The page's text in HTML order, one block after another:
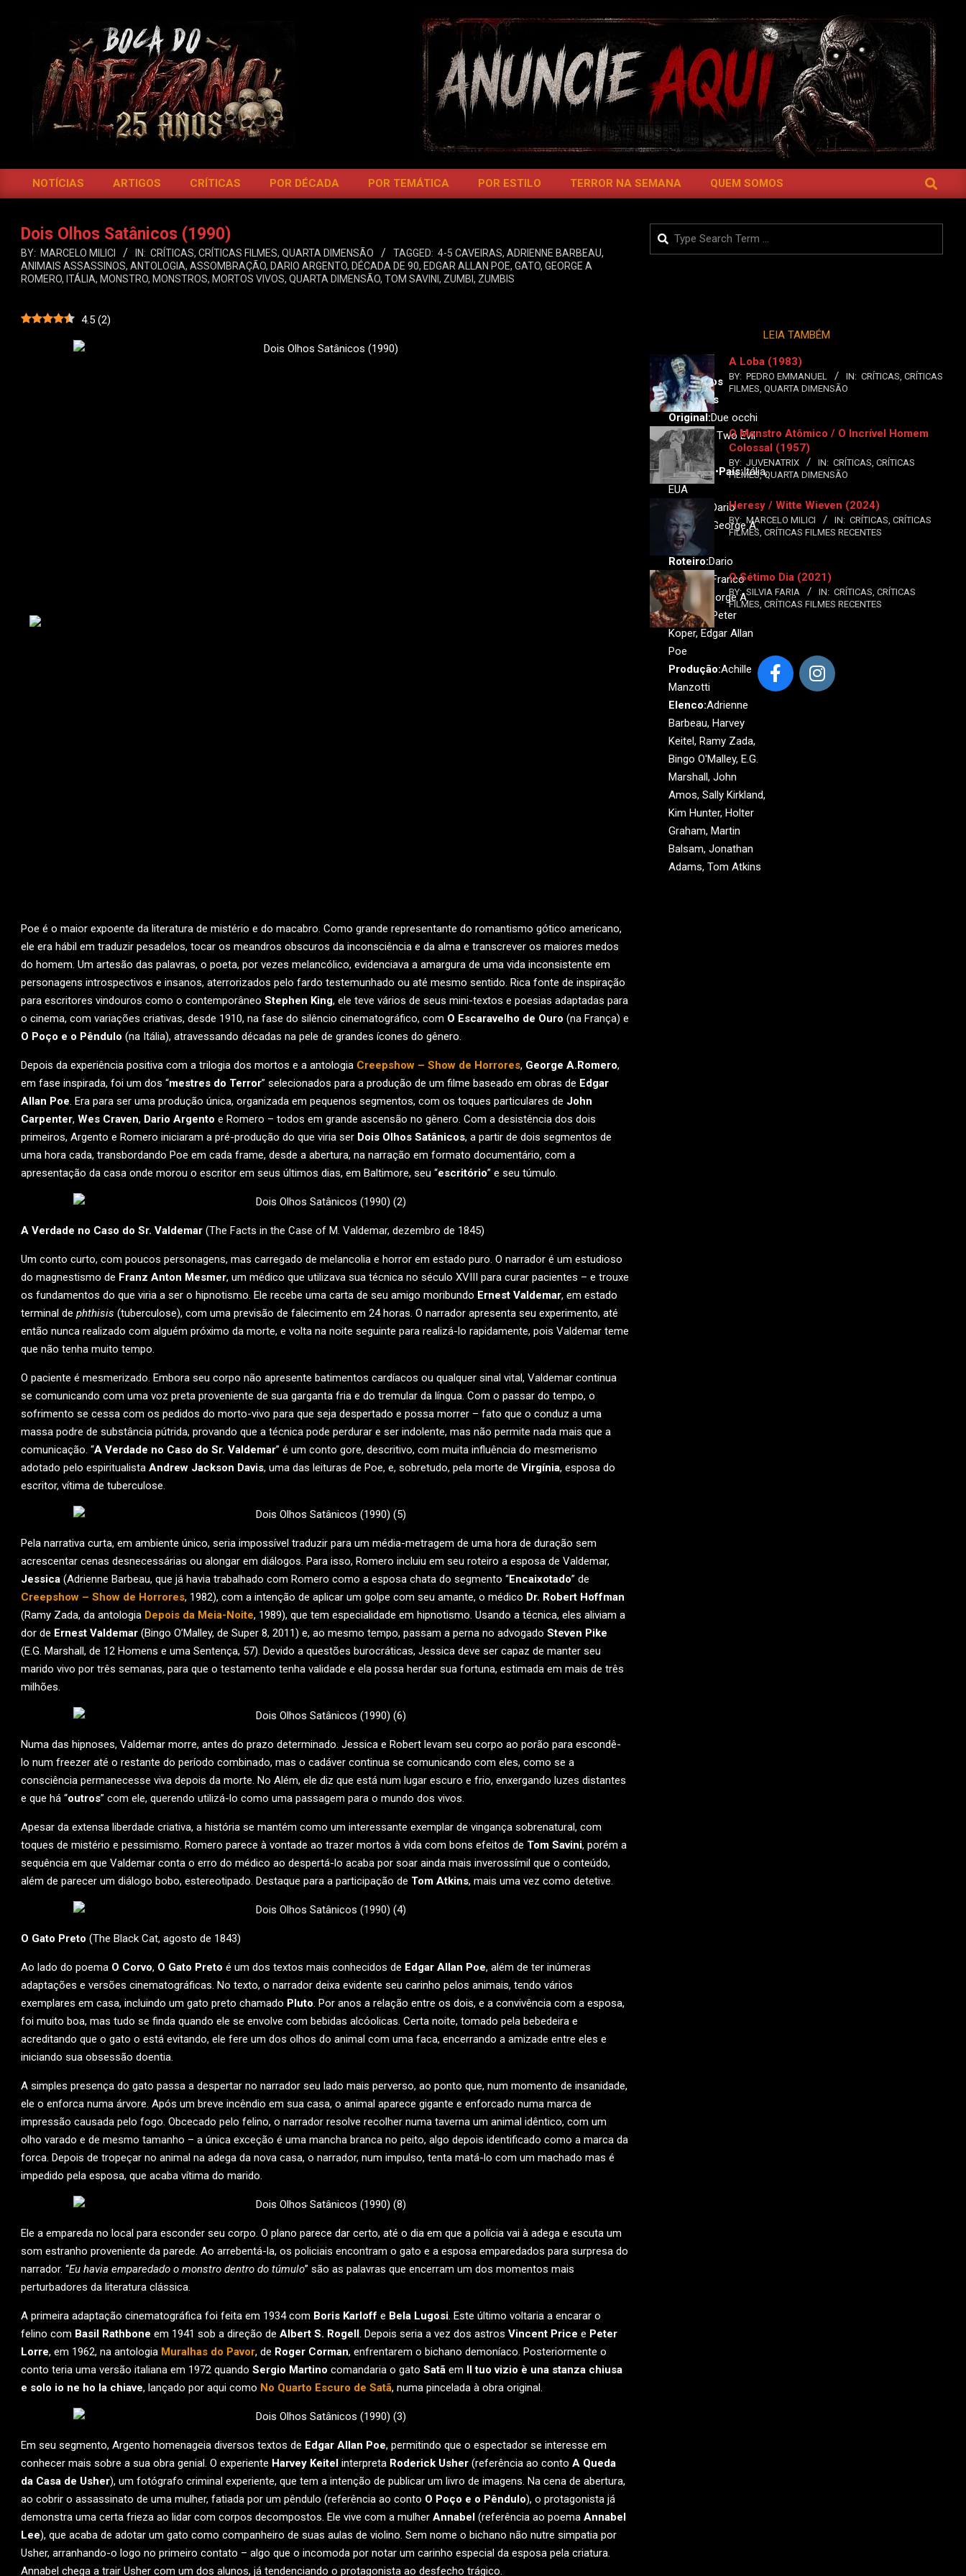
BOCA
DO
Primary
Menu
NOTÍCIAS ARTIGOS CRÍTICAS POR DÉCADA POR TEMÁTICA POR ESTILO TERROR NA SEMANA QUEM SOMOS SEARCH
Dois Olhos Satânicos (1990)
BY: MARCELO MILICI IN: CRÍTICAS, CRÍTICAS FILMES, QUARTA DIMENSÃO TAGGED: 4-5 CAVEIRAS, ADRIENNE BARBEAU,
ANIMAIS ASSASSINOS, ANTOLOGIA, ASSOMBRAÇÃO, DARIO ARGENTO, DÉCADA DE 90, EDGAR ALLAN POE, GATO, GEORGE A
ROMERO, ITÁLIA, MONSTRO, MONSTROS, MORTOS VIVOS, QUARTA DIMENSÃO, TOM SAVINI , ZUMBI , ZUMBIS
4.5 (2)
Dois Olhos
Satânicos
Original:Due occhi
diabolici / Two Evil
Eyes
Ano:1990•País:Itália,
EUA
Direção:
Dario
Argento, George A.
Romero
Roteiro:Dario
Argento, Franco
Ferrini, George A.
Romero, Peter
Koper, Edgar Allan
Poe
Produção:Achille
Manzotti
Elenco:Adrienne
Barbeau, Harvey
Keitel, Ramy Zada,
Bingo O'Malley, E.G.
Marshall, John
Amos, Sally Kirkland,
Kim Hunter, Holter
Graham, Martin
Balsam, Jonathan
Adams, Tom Atkins
Poe é o maior expoente da literatura de mistério e do macabro. Como grande representante do romantismo gótico americano,
ele era hábil em traduzir pesadelos, tocar os meandros obscuros da inconsciência e da alma e transcrever os maiores medos
do homem. Um artesão das palavras, o poeta, por vezes melancólico, evidenciava a amargura de uma vida inconsistente em
personagens introspectivos e insanos, aterrorizados pelo fardo testemunhado ou até mesmo sentido. Rica fonte de inspiração
para escritores vindouros como o contemporâneo Stephen King, ele teve vários de seus mini-textos e poesias adaptadas para
o cinema, com variações criativas, desde 1910, na fase do silêncio cinematográfico, com O Escaravelho de Ouro (na França) e
O Poço e o Pêndulo (na Itália), atravessando décadas na pele de grandes ícones do gênero.
Depois da experiência positiva com a trilogia dos mortos e a antologia Creepshow – Show de Horrores, George A.Romero,
em fase inspirada, foi um dos “mestres do Terror” selecionados para a produção de um filme baseado em obras de Edgar
Allan Poe. Era para ser uma produção única, organizada em pequenos segmentos, com os toques particulares de John
Carpenter, Wes Craven, Dario Argento e Romero – todos em grande ascensão no gênero. Com a desistência dos dois
primeiros, Argento e Romero iniciaram a pré-produção do que viria ser Dois Olhos Satânicos, a partir de dois segmentos de
uma hora cada, transbordando Poe em cada frame, desde a abertura, na narração em formato documentário, com a
apresentação da casa onde morou o escritor em seus últimos dias, em Baltimore, seu “escritório” e seu túmulo.
A Verdade no Caso do Sr. Valdemar (The Facts in the Case of M. Valdemar, dezembro de 1845)
Um conto curto, com poucos personagens, mas carregado de melancolia e horror em estado puro. O narrador é um estudioso
do magnestismo de Franz Anton Mesmer, um médico que utilizava sua técnica no século XVIII para curar pacientes – e trouxe
os fundamentos do que viria a ser o hipnotismo. Ele recebe uma carta de seu amigo moribundo Ernest Valdemar, em estado
terminal de phthisis (tuberculose), com uma previsão de falecimento em 24 horas. O narrador apresenta seu experimento, até
então nunca realizado com alguém próximo da morte, e volta na noite seguinte para realizá-lo rapidamente, pois Valdemar teme
que não tenha muito tempo.
O paciente é mesmerizado. Embora seu corpo não apresente batimentos cardíacos ou qualquer sinal vital, Valdemar continua
se comunicando com uma voz preta proveniente de sua garganta fria e do tremular da língua. Com o passar do tempo, o
sofrimento se cessa com os pedidos do morto-vivo para que seja despertado e possa morrer – fato que o conduz a uma
massa podre de substância pútrida, provando que a técnica pode perdurar e ser indolente, mas não permite nada mais que a
comunicação. “A Verdade no Caso do Sr. Valdemar” é um conto gore, descritivo, com muita influência do mesmerismo
adotado pelo espiritualista Andrew Jackson Davis, uma das leituras de Poe, e, sobretudo, pela morte de Virgínia, esposa do
escritor, vítima de tuberculose.
Pela narrativa curta, em ambiente único, seria impossível traduzir para um média-metragem de uma hora de duração sem
acrescentar cenas desnecessárias ou alongar em diálogos. Para isso, Romero incluiu em seu roteiro a esposa de Valdemar,
Jessica (Adrienne Barbeau, que já havia trabalhado com Romero como a esposa chata do segmento “Encaixotado” de
Creepshow – Show de Horrores, 1982), com a intenção de aplicar um golpe com seu amante, o médico Dr. Robert Hoffman
(Ramy Zada, da antologia Depois da Meia-Noite, 1989), que tem especialidade em hipnotismo. Usando a técnica, eles aliviam a
dor de Ernest Valdemar (Bingo O’Malley, de Super 8, 2011) e, ao mesmo tempo, passam a perna no advogado Steven Pike
(E.G. Marshall, de 12 Homens e uma Sentença, 57). Devido a questões burocráticas, Jessica deve ser capaz de manter seu
marido vivo por três semanas, para que o testamento tenha validade e ela possa herdar sua fortuna, estimada em mais de três
milhões.
Numa das hipnoses, Valdemar morre, antes do prazo determinado. Jessica e Robert levam seu corpo ao porão para escondê-
lo num freezer até o restante do período combinado, mas o cadáver continua se comunicando com eles, como se a
consciência permanecesse viva depois da morte. No Além, ele diz que está num lugar escuro e frio, enxergando luzes distantes
e que há “outros” com ele, querendo utilizá-lo como uma passagem para o mundo dos vivos.
Apesar da extensa liberdade criativa, a história se mantém como um interessante exemplar de vingança sobrenatural, com
toques de mistério e pessimismo. Romero parece à vontade ao trazer mortos à vida com bons efeitos de Tom Savini, porém a
sequência em que Valdemar conta o erro do médico ao despertá-lo acaba por soar ainda mais inverossímil que o conteúdo,
além de parecer um diálogo bobo, estereotipado. Destaque para a participação de Tom Atkins, mais uma vez como detetive.
O Gato Preto (The Black Cat, agosto de 1843)
Ao lado do poema O Corvo, O Gato Preto é um dos textos mais conhecidos de Edgar Allan Poe, além de ter inúmeras
adaptações e versões cinematográficas. No texto, o narrador deixa evidente seu carinho pelos animais, tendo vários
exemplares em casa, incluindo um gato preto chamado Pluto. Por anos a relação entre os dois, e a convivência com a esposa,
foi muito boa, mas tudo se finda quando ele se envolve com bebidas alcóolicas. Certa noite, tomado pela bebedeira e
acreditando que o gato o está evitando, ele fere um dos olhos do animal com uma faca, encerrando a amizade entre eles e
iniciando sua obsessão doentia.
A simples presença do gato passa a despertar no narrador seu lado mais perverso, ao ponto que, num momento de insanidade,
ele o enforca numa árvore. Após um breve incêndio em sua casa, o animal aparece gigante e enforcado numa marca de
impressão causada pelo fogo. Obcecado pelo felino, o narrador resolve recolher numa taverna um animal idêntico, com um
olho varado e de mesmo tamanho – a única exceção é uma mancha branca no peito, algo depois identificado como a marca da
forca. Depois de tropeçar no animal na adega da nova casa, o narrador, num impulso, tenta matá-lo com um machado mas é
impedido pela esposa, que acaba vítima do marido.
Ele a empareda no local para esconder seu corpo. O plano parece dar certo, até o dia em que a polícia vai à adega e escuta um
som estranho proveniente da parede. Ao arrebentá-la, os policiais encontram o gato e a esposa emparedados para surpresa do
narrador. “Eu havia emparedado o monstro dentro do túmulo” são as palavras que encerram um dos momentos mais
perturbadores da literatura clássica.
A primeira adaptação cinematográfica foi feita em 1934 com Boris Karloff e Bela Lugosi. Este último voltaria a encarar o
felino com Basil Rathbone em 1941 sob a direção de Albert S. Rogell. Depois seria a vez dos astros Vincent Price e Peter
Lorre, em 1962, na antologia Muralhas do Pavor, de Roger Corman, enfrentarem o bichano demoníaco. Posteriormente o
conto teria uma versão italiana em 1972 quando Sergio Martino comandaria o gato Satã em Il tuo vizio è una stanza chiusa
e solo io ne ho la chiave, lançado por aqui como No Quarto Escuro de Satã, numa pincelada à obra original.
Em seu segmento, Argento homenageia diversos textos de Edgar Allan Poe, permitindo que o espectador se interesse em
conhecer mais sobre a sua obra genial. O experiente Harvey Keitel interpreta Roderick Usher (referência ao conto A Queda
da Casa de Usher), um fotógrafo criminal experiente, que tem a intenção de publicar um livro de imagens. Na cena de abertura,
ao cobrir o assassinato de uma mulher, fatiada por um pêndulo (referência ao conto O Poço e o Pêndulo), o protagonista já
demonstra uma certa frieza ao lidar com corpos decompostos. Ele vive com a mulher Annabel (referência ao poema Annabel
Lee), que acaba de adotar um gato como companheiro de suas aulas de violino. Sem nome o bichano não nutre simpatia por
Usher, arranhando-o logo no primeiro contato – algo que o incomoda por notar um carinho especial da esposa pela criatura.
Annabel chega a trair Usher com um dos alunos, já tendenciando o protagonista ao desfecho trágico.
Search
LEIA TAMBÉM
A Loba (1983)
BY: PEDRO EMMANUEL IN: CRÍTICAS, CRÍTICAS
FILMES, QUARTA DIMENSÃO
O Monstro Atômico / O Incrível Homem
Colossal (1957)
BY: JUVENATRIX IN: CRÍTICAS, CRÍTICAS
FILMES,QUARTA DIMENSÃO
Heresy / Witte Wieven (2024)
BY: MARCELO MILICI IN: CRÍTICAS, CRÍTICAS
FILMES, CRÍTICAS FILMES RECENTES
O Sétimo Dia (2021)
BY: SILVIA FARIA IN: CRÍTICAS, CRÍTICAS
FILMES, CRÍTICAS FILMES RECENTES